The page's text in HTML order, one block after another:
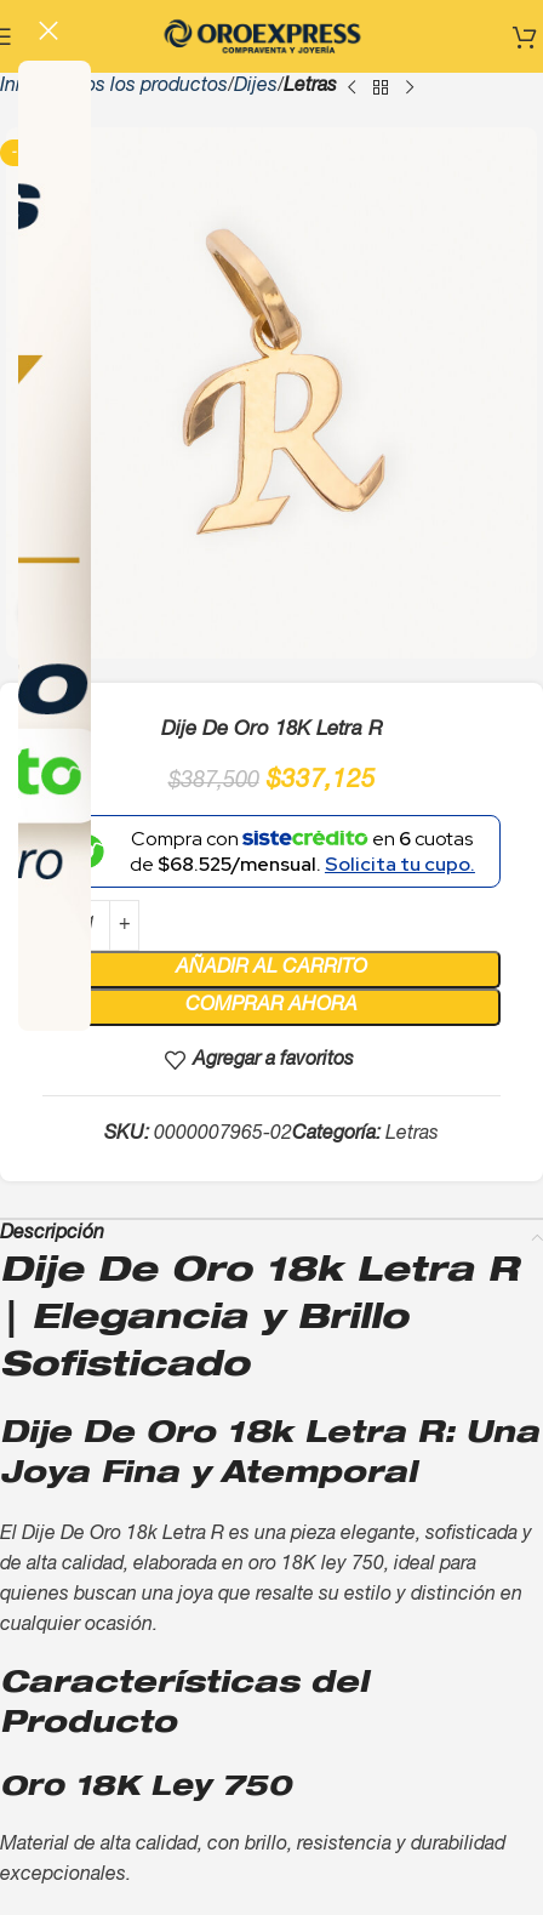
Inicio Todos los productos Dijes Letras
-13%
Dije De Oro 18K Letra R
$387,500 $337,125
Compra con en 6cuotas
de $68.525/mensual.Solicita tu cupo.
AÑADIR AL CARRITO
COMPRAR AHORA
Agregar a favoritos
SKU:0000007965-02Categoría: Letras
Descripción
Dije De Oro 18k Letra R
| Elegancia y Brillo
Sofisticado
Dije De Oro 18k Letra R: Una
Joya Fina y Atemporal
El Dije De Oro 18k Letra R es una pieza elegante, sofisticada y
de alta calidad, elaborada en oro 18K ley 750, ideal para
quienes buscan una joya que resalte su estilo y distinción en
cualquier ocasión.
Características del
Producto
Oro 18K Ley 750
Material de alta calidad, con brillo, resistencia y durabilidad
excepcionales.